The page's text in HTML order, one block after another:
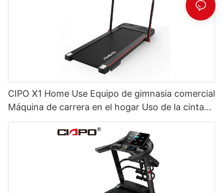
CIPO X1 Home Use Equipo de gimnasia comercial
Máquina de carrera en el hogar Uso de la cinta
de correr de la almohadilla para caminar eléctrica